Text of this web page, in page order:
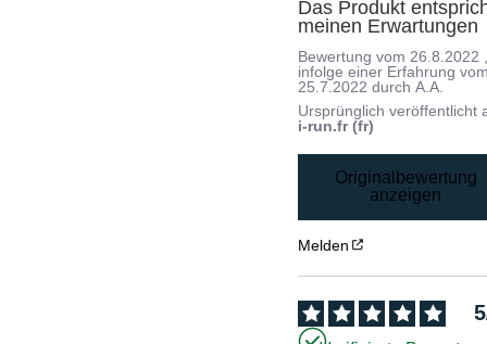
Das Produkt
meinen Erwartungen
Bewertung vom 26.8.2022
infolge einer Erfahrung
25.7.2022 durchA.A.
Ursprünglich veröffentlicht
i-run.fr (fr)
Originalbewertung
anzeigen
Melden
5